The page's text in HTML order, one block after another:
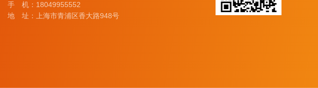
手 机：18049955552
地 址：上海市青浦区香大路948号